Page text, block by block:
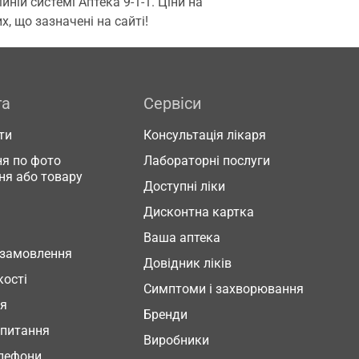
що зазначені на сайті!
по фото
або товару
Сервіси
Консультація лікаря
Лабораторні послуги
Доступні ліки
Дисконтна картка
Ваша аптека
Довідник ліків
Симптоми і захворювання
Бренди
Виробники